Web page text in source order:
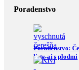
Poradenstvo
Poradenstvo:
listy aj s plodmi